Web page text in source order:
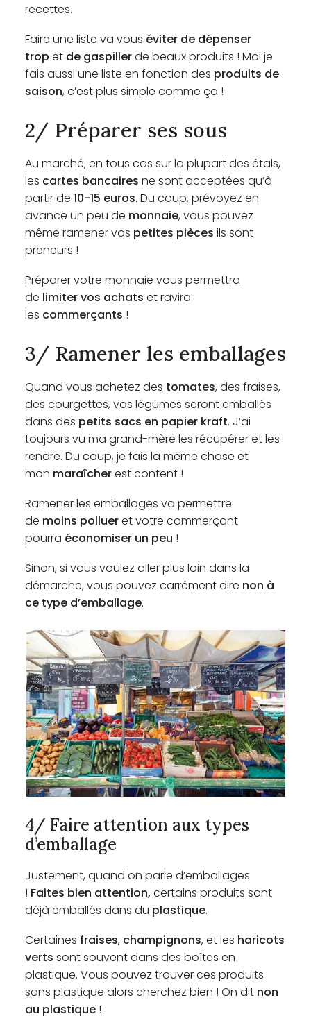
recettes.
Faire une liste va vous éviter de dépenser
trop et de gaspillerde beaux produits ! Moi je
fais aussi une liste en fonction des produits de
saison, c’est plus simple comme ça !
2/ Préparer ses sous
Au marché, en tous cas sur la plupart des étals,
les cartes bancaires ne sont acceptées qu’à
partir de 10-15 euros. Du coup, prévoyez en
avance un peu de monnaie, vous pouvez
même ramener vos petites pièces ils sont
preneurs !
Préparer votre monnaie vous permettra
de limiter vos achats et ravira
les commerçants !
3/ Ramener les emballages
Quand vous achetez des tomates, des fraises,
des courgettes, vos légumes seront emballés
dans des petits sacs en papier kraft. J’ai
toujours vu ma grand-mère les récupérer et les
rendre. Du coup, je fais la même chose et
mon maraîcherest content !
Ramener les emballages va permettre
de moins pollueret votre commerçant
pourra économiser un peu !
Sinon, si vous voulez aller plus loin dans la
démarche, vous pouvez carrément dire non à
ce type d’emballage.
4/ Faire attention aux types
d’emballage
Justement, quand on parle d’emballages
! Faites bien attention, certains produits sont
déjà emballés dans du plastique.
Certaines fraises, champignons, et les haricots
verts sont souvent dans des boîtes en
plastique. Vous pouvez trouver ces produits
sans plastique alors cherchez bien ! On dit non
au plastique !